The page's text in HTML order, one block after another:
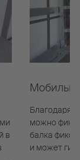
в
Благодаря
можно
балка
и может